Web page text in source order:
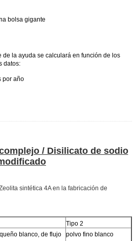
bolsa gigante
de la ayuda se calculará en función de los
datos:
por año
/ Disilicato de sodio
sintética 4A en la fabricación de
Tipo 2
blanco, de flujo
polvo fino blanco